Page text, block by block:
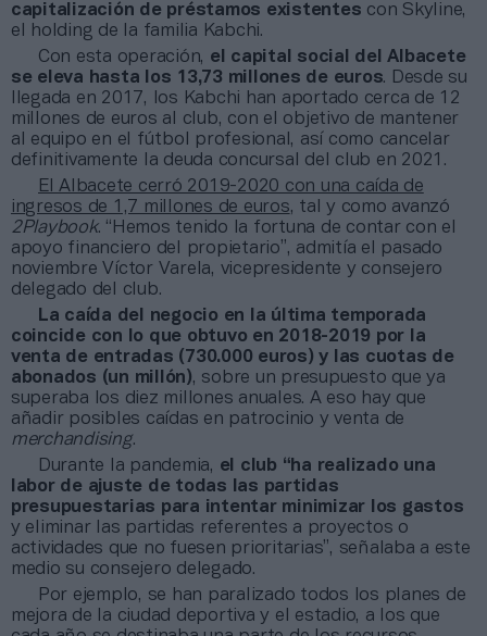
capitalización de préstamos existentes con Skyline,
el holding de la familia Kabchi.
Con esta operación, el capital social del Albacete
se eleva hasta los 13,73 millones de euros. Desde su
llegada en 2017, los Kabchi han aportado cerca de 12
millones de euros al club, con el objetivo de mantener
al equipo en el fútbol profesional, así como cancelar
definitivamente la deuda concursal del club en 2021.
El Albacete cerró 2019-2020 con una caída de
ingresos de 1,7 millones de euros, tal y como avanzó
2Playbook. “Hemos tenido la fortuna de contar con el
apoyo financiero del propietario”, admitía el pasado
noviembre Víctor Varela, vicepresidente y consejero
delegado del club.
La caída del negocio en la última temporada
coincide con lo que obtuvo en 2018-2019 por la
venta de entradas (730.000 euros) y las cuotas de
abonados (un millón), sobre un presupuesto que ya
superaba los diez millones anuales. A eso hay que
añadir posibles caídas en patrocinio y venta de
merchandising.
Durante la pandemia, el club “ha realizado una
labor de ajuste de todas las partidas
presupuestarias para intentar minimizar los gastos
y eliminar las partidas referentes a proyectos o
actividades que no fuesen prioritarias”, señalaba a este
medio su consejero delegado.
Por ejemplo, se han paralizado todos los planes de
mejora de la ciudad deportiva y el estadio, a los que